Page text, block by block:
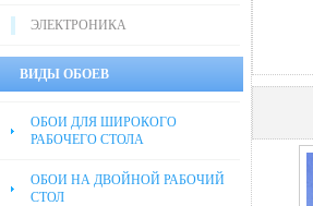
ЭЛЕКТРОНИКА
ВИДЫ ОБОЕВ
ОБОИ ДЛЯ ШИРОКОГО
РАБОЧЕГО СТОЛА
ОБОИ НА ДВОЙНОЙ РАБОЧИЙ
СТОЛ